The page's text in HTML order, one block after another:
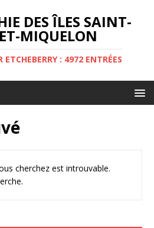
DES ÎLES SAINT-
MIQUELON
ETCHEBERRY : 4972 ENTRÉES
cherchez est introuvable.